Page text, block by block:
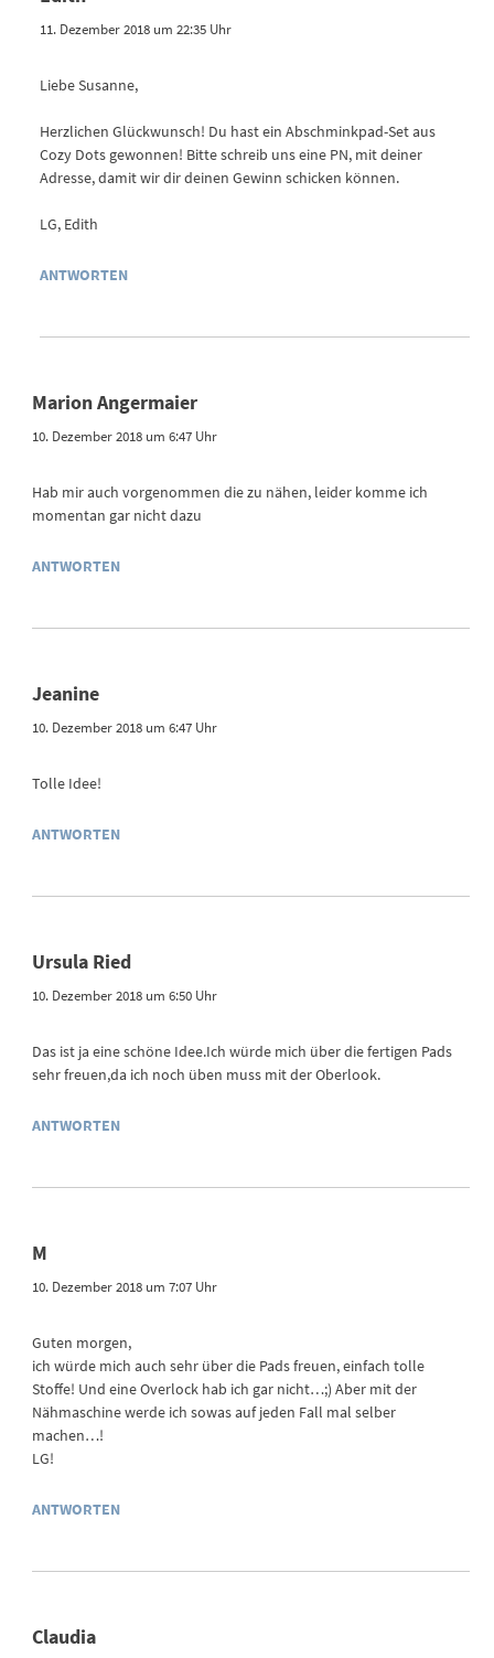
11. Dezember 2018 um 22:35 Uhr
Liebe Susanne,
Herzlichen Glückwunsch! Du hast ein Abschminkpad-Set aus
Cozy Dots gewonnen! Bitte schreib uns eine PN, mit deiner
Adresse, damit wir dir deinen Gewinn schicken können.
LG, Edith
ANTWORTEN
Marion Angermaier
10. Dezember 2018 um 6:47 Uhr
Hab mir auch vorgenommen die zu nähen, leider komme ich
momentan gar nicht dazu
ANTWORTEN
Jeanine
10. Dezember 2018 um 6:47 Uhr
Tolle Idee!
ANTWORTEN
Ursula Ried
10. Dezember 2018 um 6:50 Uhr
Das ist ja eine schöne Idee.Ich würde mich über die fertigen Pads
sehr freuen,da ich noch üben muss mit der Oberlook.
ANTWORTEN
M
10. Dezember 2018 um 7:07 Uhr
Guten morgen,
ich würde mich auch sehr über die Pads freuen, einfach tolle
Stoffe! Und eine Overlock hab ich gar nicht…;) Aber mit der
Nähmaschine werde ich sowas auf jeden Fall mal selber
machen…!
LG!
ANTWORTEN
Claudia